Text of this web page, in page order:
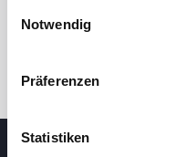
Notwendig
Präferenzen
Statistiken